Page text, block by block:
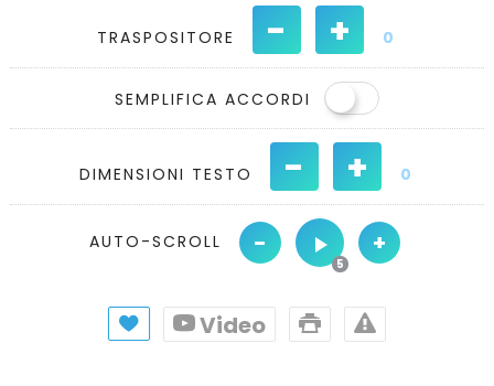
TRASPOSITORE - + 0
SEMPLIFICA ACCORDI
DIMENSIONI TESTO - + 0
AUTO-SCROLL - +
Video